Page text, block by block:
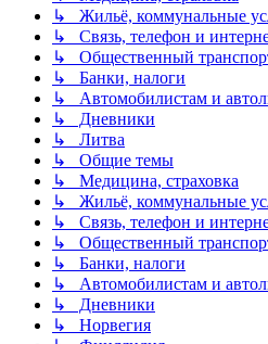
↳ Жильё, коммунальные
↳ Связь, телефон и
↳ Общественный
↳ Банки, налоги
↳ Автомобилистам и
↳ Дневники
↳ Литва
↳ Общие темы
↳ Медицина, страховка
↳ Жильё, коммунальные
↳ Связь, телефон и
↳ Общественный
↳ Банки, налоги
↳ Автомобилистам и
↳ Дневники
↳ Норвегия